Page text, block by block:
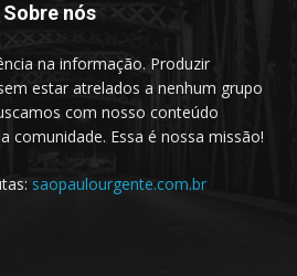
Sobre nós
na informação. Produzir
estar atrelados a nenhum grupo
com nosso conteúdo
comunidade. Essa é nossa missão!
saopaulourgente.com.br